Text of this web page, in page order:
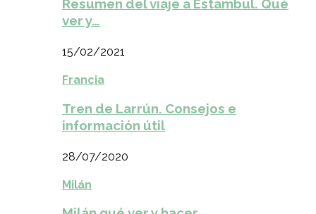
Resumen del viaje a Estambul. Qué
ver y…
15/02/2021
Francia
Tren de Larrún. Consejos e
información útil
28/07/2020
Milán